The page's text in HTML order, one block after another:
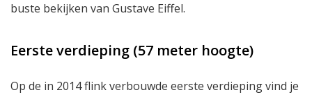
buste bekijken van Gustave Eiffel.
Eerste verdieping (57 meter hoogte)
Op de in 2014 flink verbouwde eerste verdieping vind je